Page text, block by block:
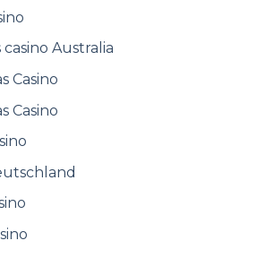
casino Australia
Casino
Casino